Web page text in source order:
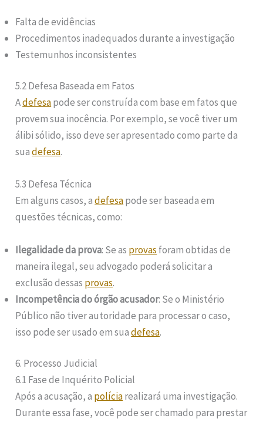
Falta de evidências
Procedimentos inadequados durante a investigação
Testemunhos inconsistentes
5.2 Defesa Baseada em Fatos
Adefesapode ser construída com base em fatos que
provem sua inocência. Por exemplo, se você tiver um
álibi sólido, isso deve ser apresentado como parte da
suadefesa.
5.3 Defesa Técnica
Em alguns casos, adefesapode ser baseada em
questões técnicas, como:
Ilegalidade da prova: Se as provas foram obtidas de
maneira ilegal, seu advogado poderá solicitar a
exclusão dessas provas.
Incompetência do órgão acusador: Se o Ministério
Público não tiver autoridade para processar o caso,
isso pode ser usado em suadefesa.
6. Processo Judicial
6.1 Fase de Inquérito Policial
Após a acusação, a políciarealizará uma investigação.
Durante essa fase, você pode ser chamado para prestar